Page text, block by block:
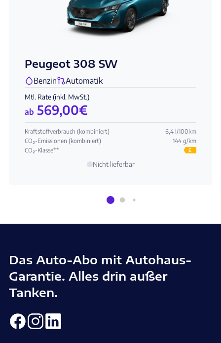
Peugeot 308 SW
Benzin Automatik
Mtl. Rate (inkl. MwSt.)
ab 569,00€
Kraftstoffverbrauch (kombiniert)
6,4 l/100km
CO₂-Emissionen (kombiniert)
144 g/km
CO₂-Klasse**
E
Nicht lieferbar
Das Auto-Abo mit Autohaus-
Garantie. Alles drin außer
Tanken.